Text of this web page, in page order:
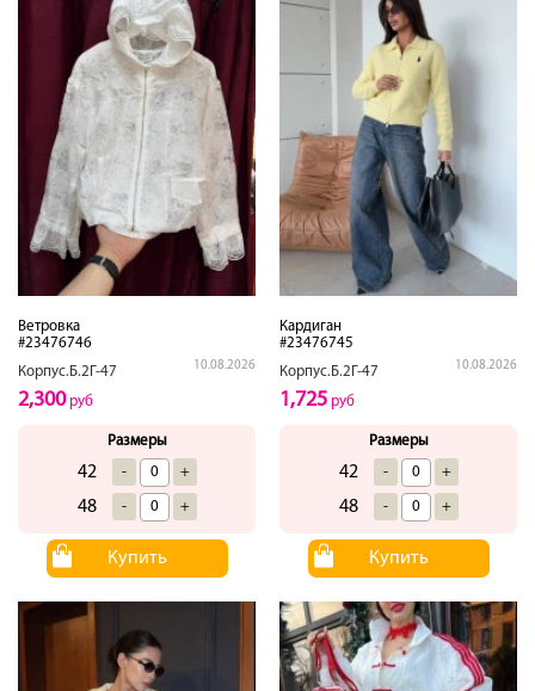
Ветровка
#23476746
Корпус.Б.2Г-47
10.08.2026
2,300руб
Размеры
42 - +
48 - +
Купить
Кардиган
#23476745
Корпус.Б.2Г-47
10.08.2026
1,725 руб
Размеры
42 - +
48 - +
Купить